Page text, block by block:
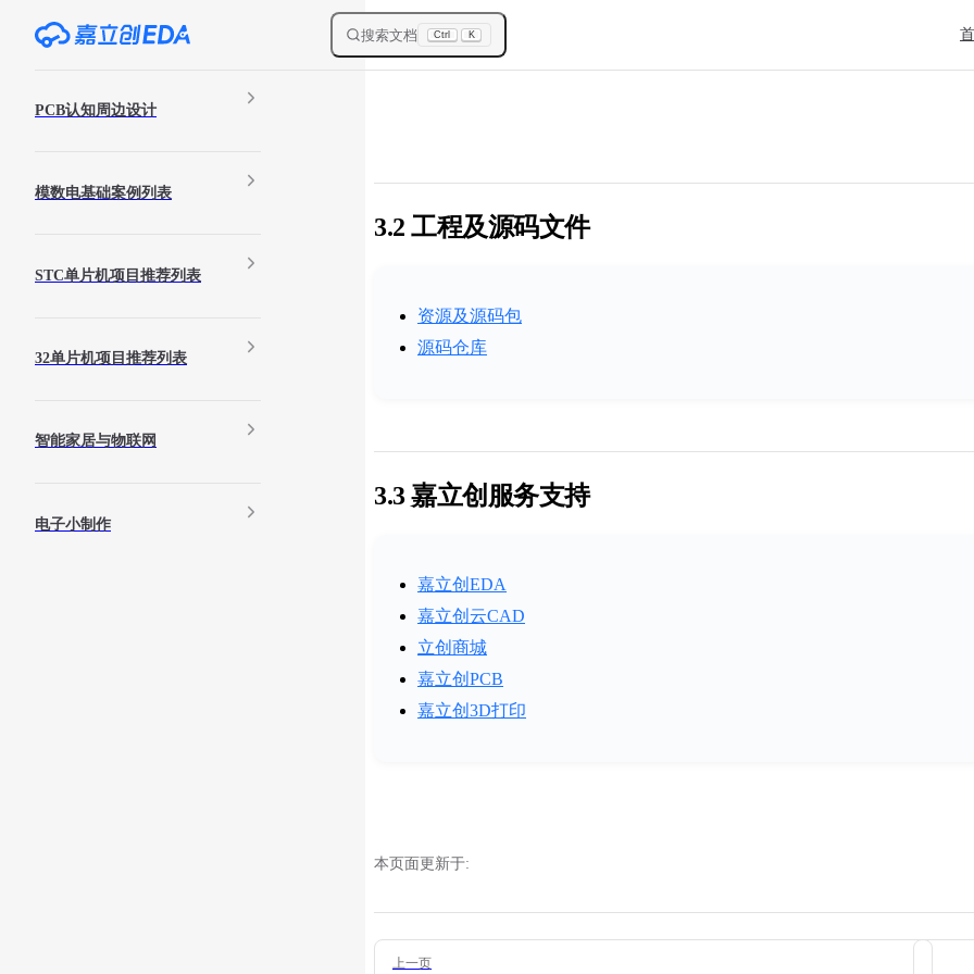
Skip to content 搜索文档 Ctrl K
PCB认知周边设计
模数电基础案例列表
STC单片机项目推荐列表
32单片机项目推荐列表
智能家居与物联网
电子小制作
3.2 工程及源码文件
资源及源码包
源码仓库
3.3 嘉立创服务支持
嘉立创EDA
嘉立创云CAD
立创商城
嘉立创PCB
嘉立创3D打印
本页面更新于:
Pager
上一页